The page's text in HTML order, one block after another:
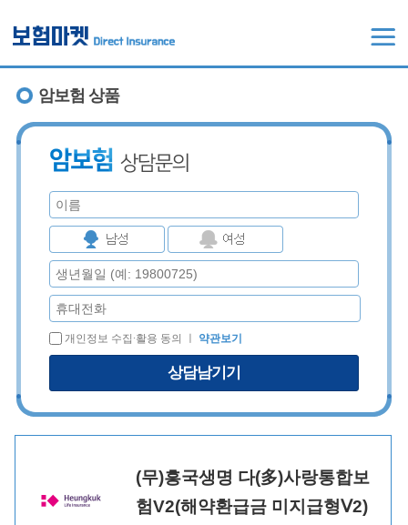
암보험 상품
개인정보 수집∙활용 동의 ㅣ 약관보기
(무)흥국생명 다(多)사랑통합보
험V2(해약환급금 미지급형Ⅴ2)